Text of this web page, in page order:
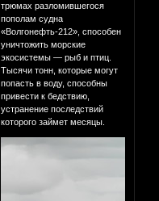
трюмах разломившегося
пополам судна
«Волгонефть-212», способен
уничтожить морские
экосистемы — рыб и птиц.
Тысячи тонн, которые могут
попасть в воду, способны
привести к бедствию,
устранение последствий
которого займет месяцы.